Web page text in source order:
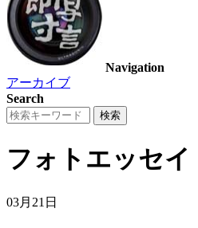
Navigation
アーカイブ
Search
フォトエッセイ
03月21日